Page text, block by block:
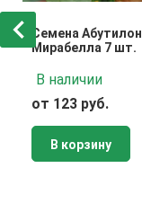
Семена Абутилон
Мирабелла 7 шт.
В наличии
от 123 руб.
В корзину